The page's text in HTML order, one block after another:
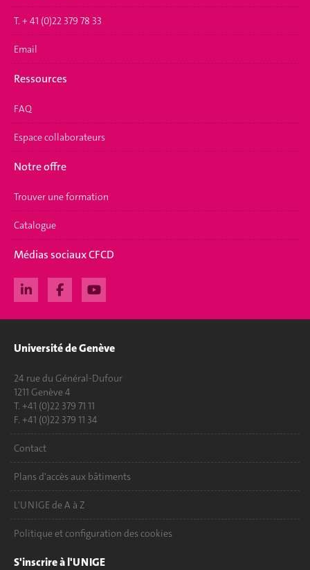
T. + 41 (0)22 379 78 33
Email
Ressources
FAQ
Espace collaborateurs
Notre offre
Trouver une formation
Catalogue
Médias sociaux CFCD
Université de Genève
24 rue du Général-Dufour
1211 Genève 4
T. +41 (0)22 379 71 11
F. +41 (0)22 379 11 34
Contact
Plans d'accès aux bâtiments
L'UNIGE de A à Z
Politique et configuration des cookies
S'inscrire à l'UNIGE